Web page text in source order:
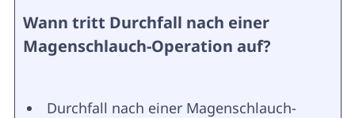
Wann tritt Durchfall nach einer
Magenschlauch-Operation auf?
Durchfall nach einer Magenschlauch-